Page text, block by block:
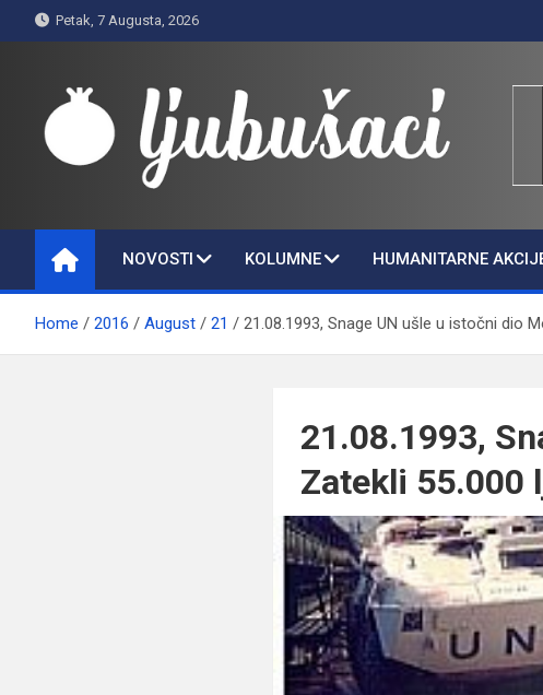
to
Petak, 7 Augusta, 2026
Ljubušaci
NOVOSTI KOLUMNE HUMANITARNE
Home 2016 August 21 21.08.1993, Snage UN ušle u istočni dio
21.08.1993,
Zatekli 55.000